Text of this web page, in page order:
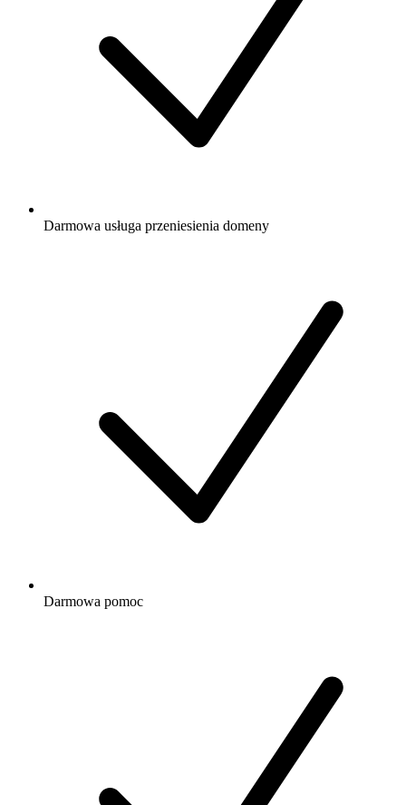
Darmowa usługa przeniesienia domeny
Darmowa pomoc